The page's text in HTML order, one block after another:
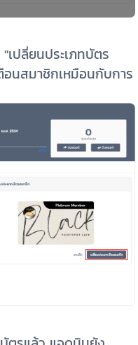
เปลี่ยนประเภทบัตร
อนสมาชิกเหมือนกับการ